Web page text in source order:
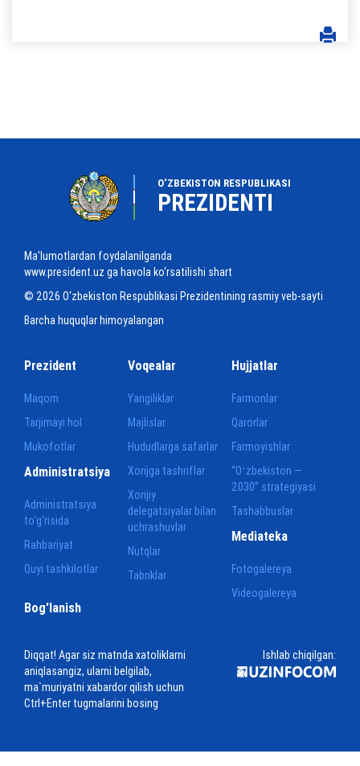
O‘ZBEKISTON RESPUBLIKASI
PREZIDENTI
Ma'lumotlardan foydalanilganda
www.president.uz ga havola ko‘rsatilishi shart
© 2026 O‘zbekiston Respublikasi Prezidentining rasmiy veb-sayti
Barcha huquqlar himoyalangan
Prezident
Maqom
Tarjimayi hol
Mukofotlar
Voqealar
Yangiliklar
Majlislar
Hududlarga safarlar
Xorijga tashriflar
Xorijiy
delegatsiyalar bilan
uchrashuvlar
Nutqlar
Tabriklar
Hujjatlar
Farmonlar
Qarorlar
Farmoyishlar
“Oʻzbekiston —
2030” strategiyasi
Tashabbuslar
Administratsiya
Administratsiya
to‘g‘risida
Rahbariyat
Quyi tashkilotlar
Mediateka
Fotogalereya
Videogalereya
Bog'lanish
Diqqat! Agar siz matnda xatoliklarni
aniqlasangiz, ularni belgilab,
ma`muriyatni xabardor qilish uchun
Ctrl+Enter tugmalarini bosing
Ishlab chiqilgan: